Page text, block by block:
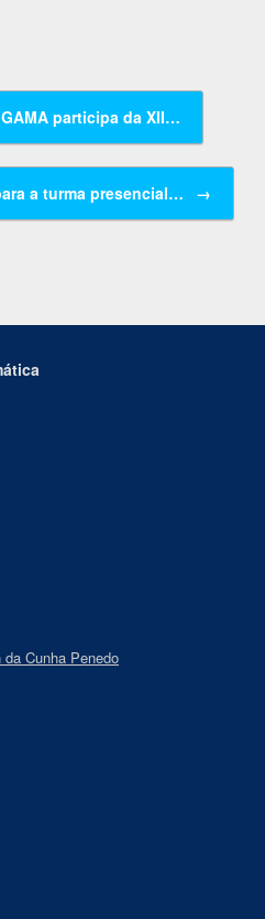
participa da XII…
a turma presencial… →
da Cunha Penedo